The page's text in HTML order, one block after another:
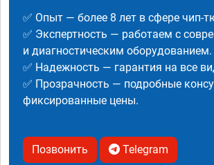
✅ Опыт — более 8 лет в сфере чип-
✅ Экспертность — работаем с
и диагностическим оборудованием.
✅ Надежность — гарантия на все
✅ Прозрачность — подробные
фиксированные цены.
Позвонить Telegram